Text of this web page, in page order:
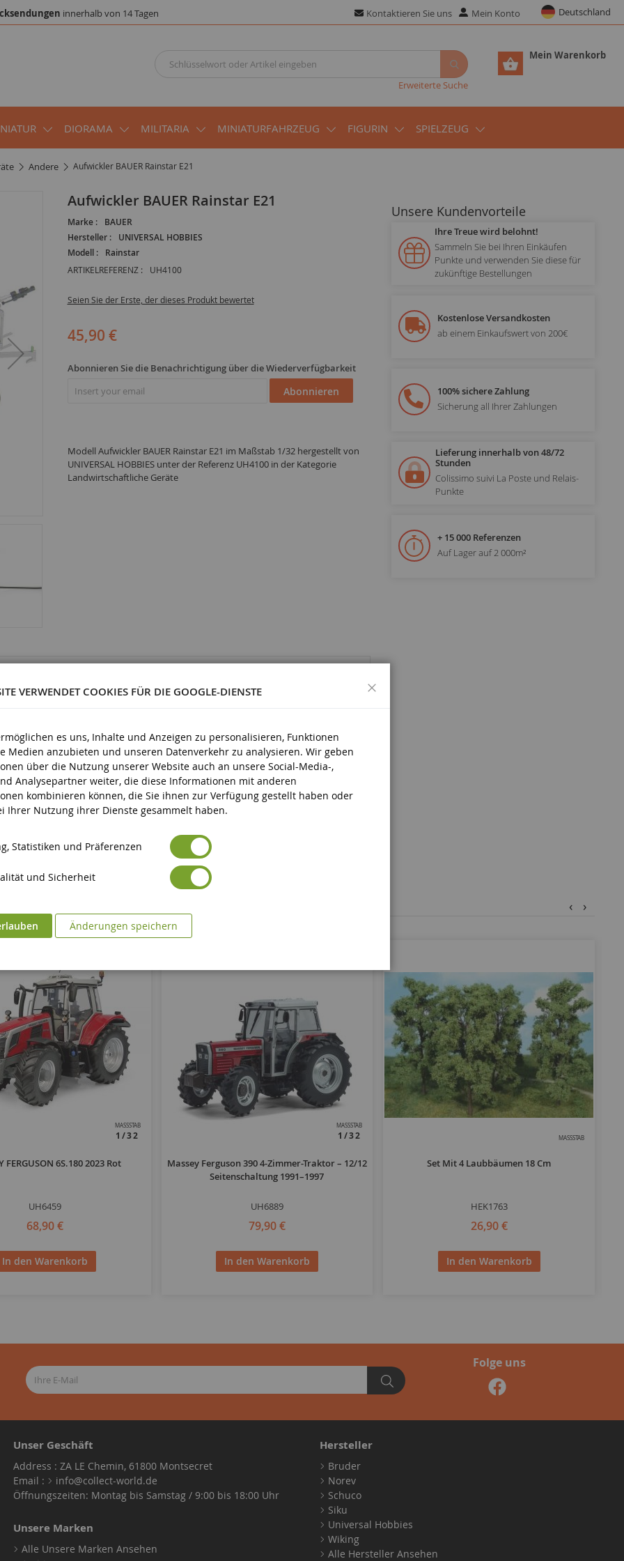
innerhalb von 14 Tagen Kontaktieren Sie uns Mein Konto Deutschland
Mein Warenkorb
Erweiterte Suche
DIORAMA MILITARIA MINIATURFAHRZEUG FIGURIN SPIELZEUG
andere Aufwickler BAUER Rainstar E21
Aufwickler BAUER Rainstar E21
Marke :
BAUER
Hersteller :
UNIVERSAL HOBBIES
Modell :
Rainstar
ARTIKELREFERENZ : UH4100
Seien Sie der Erste, der dieses Produkt bewertet
45,90 €
Abonnieren Sie die Benachrichtigung über die Wiederverfügbarkeit
Abonnieren
Modell Aufwickler BAUER Rainstar E21 im Maßstab 1/32 hergestellt von
UNIVERSAL HOBBIES unter der Referenz UH4100 in der Kategorie
Landwirtschaftliche Geräte
älter
Unsere Kundenvorteile
Ihre Treue wird belohnt!
Sammeln Sie bei Ihren Einkäufen
Punkte und verwenden Sie diese für
zukünftige Bestellungen
Kostenlose Versandkosten
ab einem Einkaufswert von 200€
100% sichere Zahlung
Sicherung all Ihrer Zahlungen
Lieferung innerhalb von 48/72
Stunden
Colissimo suivi La Poste und Relais-
Punkte
+ 15 000 Referenzen
Auf Lager auf 2 000m²
MASSSTAB
1/32
FERGUSON 6S.180 2023 Rot
UH6459
68,90 €
In den Warenkorb
MASSSTAB
1/32
Massey Ferguson 390 4-Zimmer-Traktor – 12/12
Seitenschaltung 1991–1997
UH6889
79,90 €
In den Warenkorb
MASSSTAB
Set Mit 4 Laubbäumen 18 Cm
HEK1763
26,90 €
In den Warenkorb
‹ ›
Folge uns
Unser Geschäft
Address : ZA LE Chemin, 61800 Montsecret
Email :
info@collect-world.de
Öffnungszeiten: Montag bis Samstag / 9:00 bis 18:00 Uhr
Unsere Marken
Alle Unsere Marken Ansehen
Hersteller
Bruder
Norev
Schuco
Siku
Universal Hobbies
Wiking
Alle Hersteller Ansehen
VERWENDET COOKIES FÜR DIE GOOGLE-DIENSTE
es uns, Inhalte und Anzeigen zu personalisieren, Funktionen
Medien anzubieten und unseren Datenverkehr zu analysieren. Wir geben
über die Nutzung unserer Website auch an unsere Social-Media-,
Analysepartner weiter, die diese Informationen mit anderen
kombinieren können, die Sie ihnen zur Verfügung gestellt haben oder
Ihrer Nutzung ihrer Dienste gesammelt haben.
Statistiken und Präferenzen
und Sicherheit
Änderungen speichern